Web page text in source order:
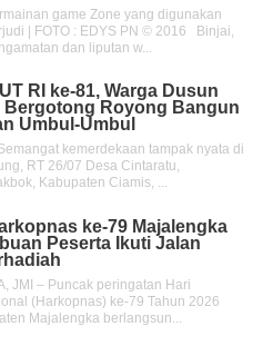
game Zone yang digunakan
| FOTO : EDYS PN © 2016 Binjai,
dan liputan w...
RI ke-81, Warga Dusun
Bergotong Royong Bangun
Umbul-Umbul
kemerdekaan tampak nyata di
RT 26/07 Desa Cintaratu,
Kabupaten Ciamis, ...
ke-79 Majalengka
Peserta Ikuti Jalan
JMI – Puncak peringatan Hari
(Harkopnas) ke-79 Tahun 2026
Majalengka berlangsun...